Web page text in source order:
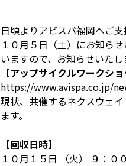
日頃よりアビスパ福岡へご
１０月５日（土）にお知ら
いますので、お知らせいたし
【アップサイクルワークシ
https://www.avispa.co.jp/
現状、共催するネクスウェ
ます。
【回収日時】
１０月１５日 （火） ９：０